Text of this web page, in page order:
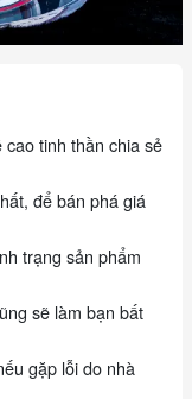
tinh thần chia sẻ
để bán phá giá
trạng sản phẩm
sẽ làm bạn bất
gặp lỗi do nhà